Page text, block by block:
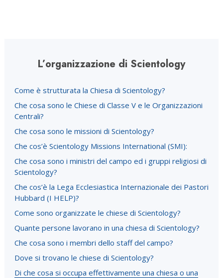
L’organizzazione di Scientology
Come è strutturata la Chiesa di Scientology?
Che cosa sono le Chiese di Classe V e le Organizzazioni
Centrali?
Che cosa sono le missioni di Scientology?
Che cos’è Scientology Missions International (SMI):
Che cosa sono i ministri del campo ed i gruppi religiosi di
Scientology?
Che cos’è la Lega Ecclesiastica Internazionale dei Pastori
Hubbard (I HELP)?
Come sono organizzate le chiese di Scientology?
Quante persone lavorano in una chiesa di Scientology?
Che cosa sono i membri dello staff del campo?
Dove si trovano le chiese di Scientology?
Di che cosa si occupa effettivamente una chiesa o una